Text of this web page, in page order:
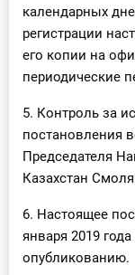
календарных
регистрации
его копии на
периодические
5. Контроль за
постановления
Председателя
Казахстан
6. Настоящее
января 2019
опубликованию.